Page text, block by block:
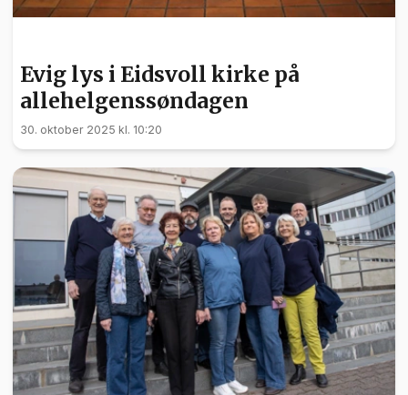
Evig lys i Eidsvoll kirke på
allehelgenssøndagen
30. oktober 2025 kl. 10:20